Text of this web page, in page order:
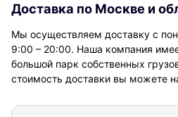
Доставка по Москве и
Мы осуществляем доставку с
9:00 – 20:00. Наша компания
большой парк собственных
стоимость доставки вы можете